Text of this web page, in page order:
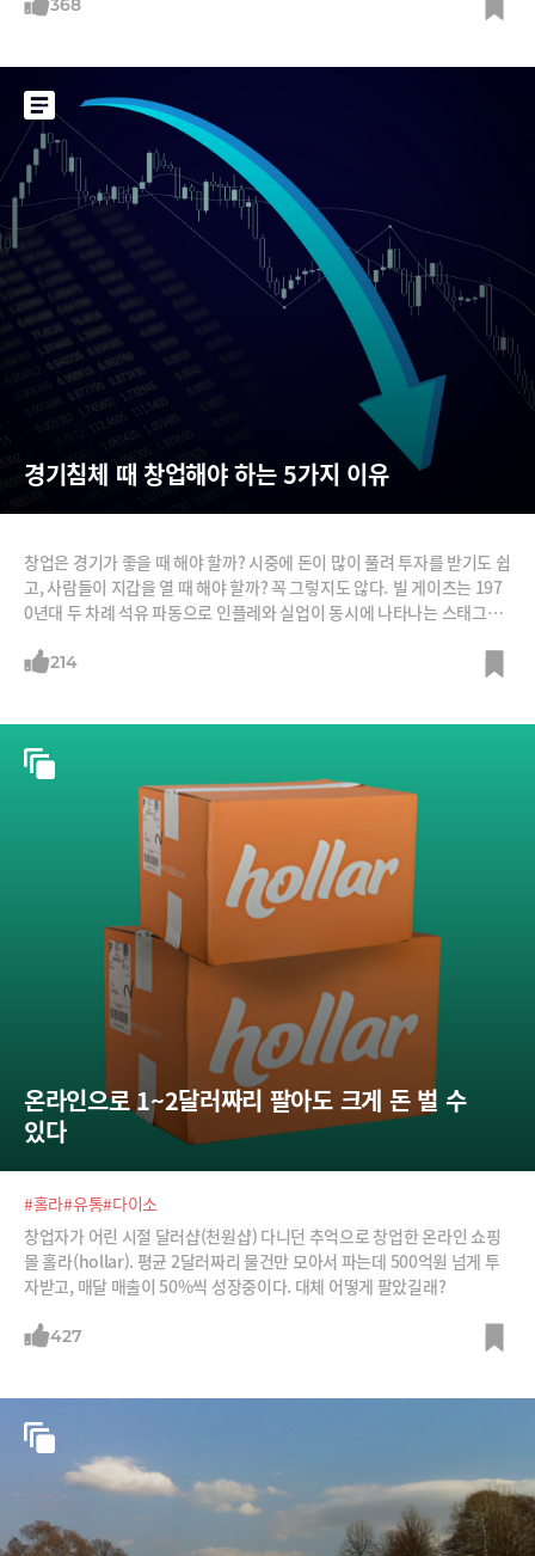
368
경기침체 때 창업해야 하는 5가지 이유
창업은 경기가 좋을 때 해야 할까? 시중에 돈이 많이 풀려 투자를 받기도 쉽
고, 사람들이 지갑을 열 때 해야 할까? 꼭 그렇지도 않다. 빌 게이츠는 197
0년대 두 차례 석유 파동으로 인플레와 실업이 동시에 나타나는 스태그플
초 세계 금융위기가 본격화할 때 창업됐다. 우버가 창업된 것도 이때다. 스
214
온라인으로 1~2달러짜리 팔아도 크게 돈 벌 수
있다
#홀라#유통#다이소
창업자가 어린 시절 달러샵(천원샵) 다니던 추억으로 창업한 온라인 쇼핑
몰 홀라(hollar). 평균 2달러짜리 물건만 모아서 파는데 500억원 넘게 투
자받고, 매달 매출이 50%씩 성장중이다. 대체 어떻게 팔았길래?
427